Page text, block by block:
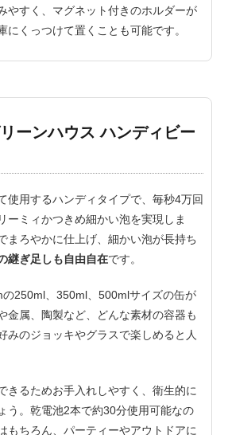
やすく、マグネット付きのホルダーが
にくっつけて置くことも可能です。
ーンハウス ハンディビー
使用するハンディタイプで、毎秒4万回
ーミィかつきめ細かい泡を実現しま
まろやかに仕上げ、細かい泡が長持ち
継ぎ足しも自由自在です。
250ml、350ml、500mlサイズの缶が
金属、陶製など、どんな素材の容器も
みのジョッキやグラスで楽しめると人
きるためお手入れしやすく、衛生的に
う。乾電池2本で約30分使用可能なの
もちろん、パーティーやアウトドアに